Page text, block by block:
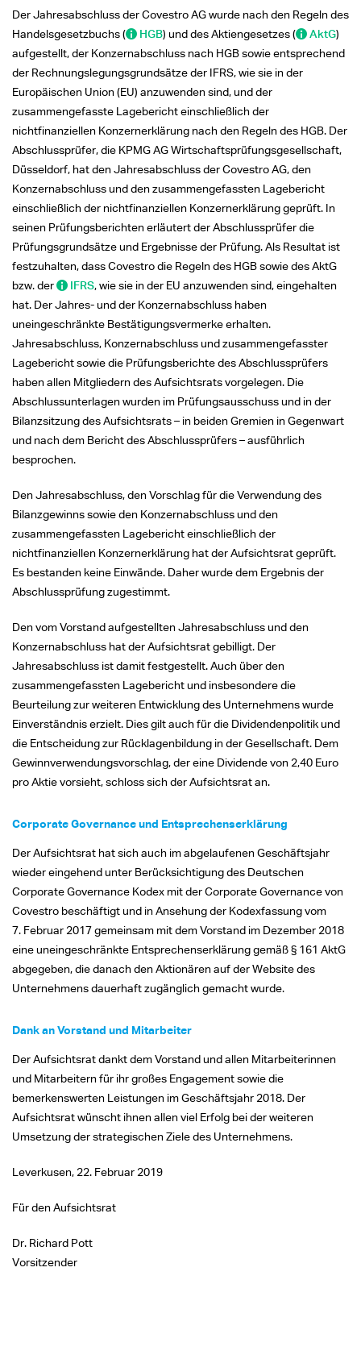
Der Jahresabschluss der Covestro AG wurde nach den Regeln des
Handelsgesetzbuchs (
HGB) und des Aktiengesetzes ( AktG)
aufgestellt, der Konzernabschluss nach HGB sowie entsprechend
der Rechnungslegungsgrundsätze der IFRS, wie sie in der
Europäischen Union (EU) anzuwenden sind, und der
zusammengefasste Lagebericht einschließlich der
nichtfinanziellen Konzernerklärung nach den Regeln des HGB. Der
Abschlussprüfer, die KPMG AG Wirtschaftsprüfungsgesellschaft,
Düsseldorf, hat den Jahresabschluss der Covestro AG, den
Konzernabschluss und den zusammengefassten Lagebericht
einschließlich der nichtfinanziellen Konzernerklärung geprüft. In
seinen Prüfungsberichten erläutert der Abschlussprüfer die
Prüfungsgrundsätze und Ergebnisse der Prüfung. Als Resultat ist
festzuhalten, dass Covestro die Regeln des HGB sowie des AktG
bzw. der
IFRS, wie sie in der EU anzuwenden sind, eingehalten
hat. Der Jahres- und der Konzernabschluss haben
uneingeschränkte Bestätigungsvermerke erhalten.
Jahresabschluss, Konzernabschluss und zusammengefasster
Lagebericht sowie die Prüfungsberichte des Abschlussprüfers
haben allen Mitgliedern des Aufsichtsrats vorgelegen. Die
Abschlussunterlagen wurden im Prüfungsausschuss und in der
Bilanzsitzung des Aufsichtsrats – in beiden Gremien in Gegenwart
und nach dem Bericht des Abschlussprüfers – ausführlich
besprochen.
Den Jahresabschluss, den Vorschlag für die Verwendung des
Bilanzgewinns sowie den Konzernabschluss und den
zusammengefassten Lagebericht einschließlich der
nichtfinanziellen Konzernerklärung hat der Aufsichtsrat geprüft.
Es bestanden keine Einwände. Daher wurde dem Ergebnis der
Abschlussprüfung zugestimmt.
Den vom Vorstand aufgestellten Jahresabschluss und den
Konzernabschluss hat der Aufsichtsrat gebilligt. Der
Jahresabschluss ist damit festgestellt. Auch über den
zusammengefassten Lagebericht und insbesondere die
Beurteilung zur weiteren Entwicklung des Unternehmens wurde
Einverständnis erzielt. Dies gilt auch für die Dividendenpolitik und
die Entscheidung zur Rücklagenbildung in der Gesellschaft. Dem
Gewinnverwendungsvorschlag, der eine Dividende von 2,40 Euro
pro Aktie vorsieht, schloss sich der Aufsichtsrat an.
Corporate Governance und Entsprechenserklärung
Der Aufsichtsrat hat sich auch im abgelaufenen Geschäftsjahr
wieder eingehend unter Berücksichtigung des Deutschen
Corporate Governance Kodex mit der Corporate Governance von
Covestro beschäftigt und in Ansehung der Kodexfassung vom
7. Februar 2017 gemeinsam mit dem Vorstand im Dezember 2018
eine uneingeschränkte Entsprechenserklärung gemäß § 161 AktG
abgegeben, die danach den Aktionären auf der Website des
Unternehmens dauerhaft zugänglich gemacht wurde.
Dank an Vorstand und Mitarbeiter
Der Aufsichtsrat dankt dem Vorstand und allen Mitarbeiterinnen
und Mitarbeitern für ihr großes Engagement sowie die
bemerkenswerten Leistungen im Geschäftsjahr 2018. Der
Aufsichtsrat wünscht ihnen allen viel Erfolg bei der weiteren
Umsetzung der strategischen Ziele des Unternehmens.
Leverkusen, 22. Februar 2019
Für den Aufsichtsrat
Dr. Richard Pott
Vorsitzender